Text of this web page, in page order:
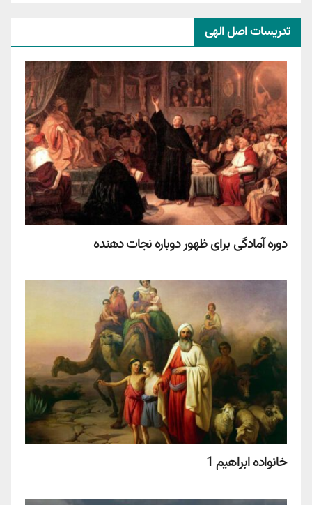
تدریسات اصل الهی
دوره آمادگی برای ظهور دوباره نجات دهنده
خانواده ابراهیم 1